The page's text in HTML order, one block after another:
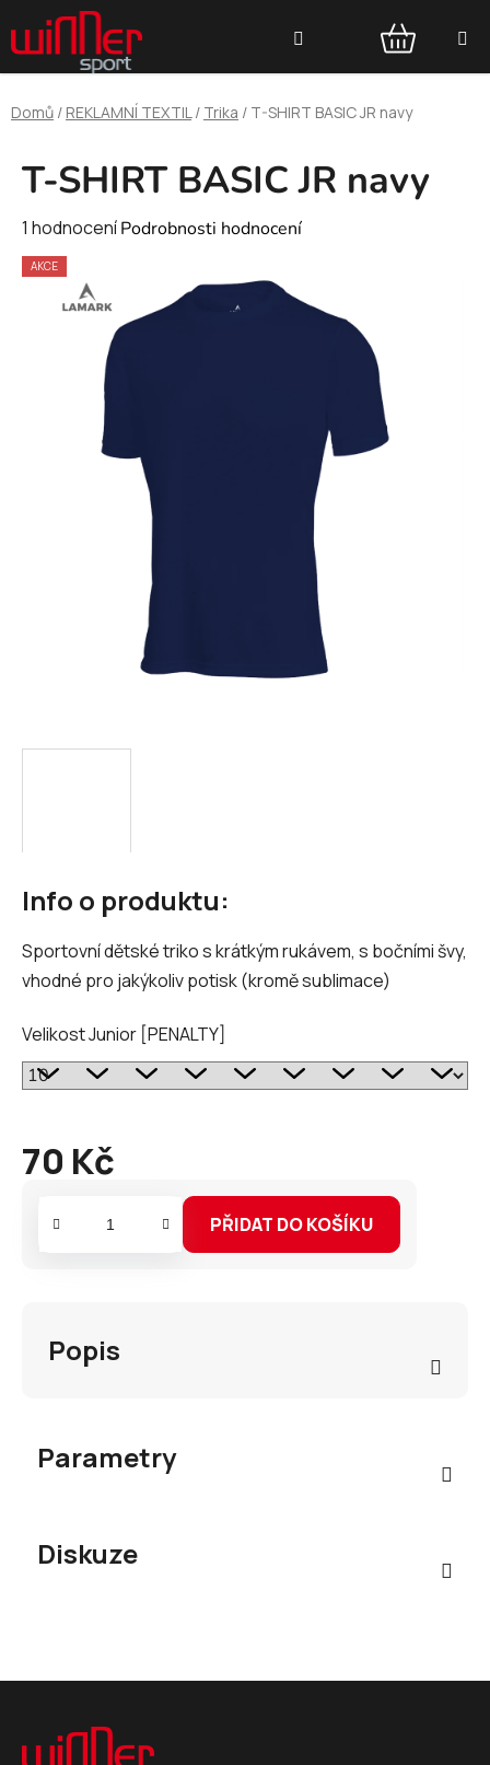
na
obsah
NÁKUPNÍ
KOŠÍK
Domů / REKLAMNÍ TEXTIL / Trika / T-SHIRT BASIC JR navy
Info o produktu:
Sportovní dětské triko s krátkým rukávem, s bočními švy,
vhodné pro jakýkoliv potisk (kromě sublimace)
Velikost Junior [PENALTY]
70 Kč
Měrná
PŘIDAT DO KOŠÍKU
T-SHIRT BASIC JR navy
Průměrné
hodnocení
produktu
hvězdiček.
1 hodnoceníPodrobnosti hodnocení
AKCE
Popis
Parametry
Diskuze
Z